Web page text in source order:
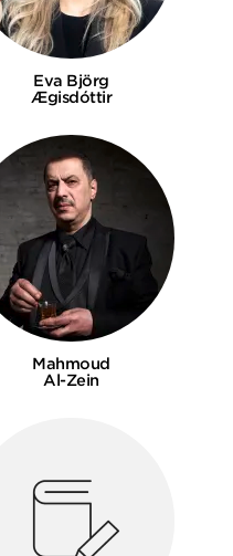
Eva Björg
Ægisdóttir
Mahmoud
Al-Zein